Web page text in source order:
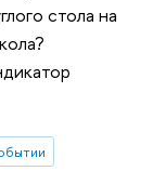
стола на